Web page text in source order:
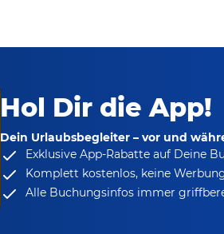
Hol Dir die App!
Dein Urlaubsbegleiter – vor und
Exklusive App-Rabatteauf Deine
Komplett kostenlos, keine
Alle Buchungsinfos immer